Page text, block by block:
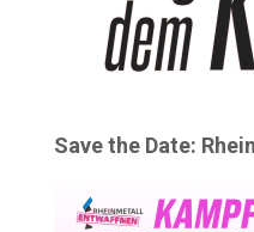
Save the Date: